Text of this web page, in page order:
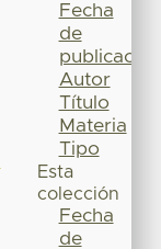
Fecha
de
publicación
Autor
Título
Materia
Tipo
Esta
colección
Fecha
de